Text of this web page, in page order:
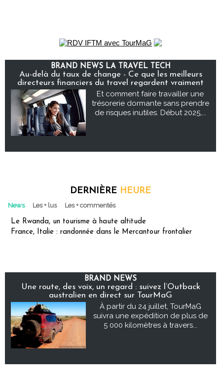
BRAND NEWS LA TRAVEL TECH
Au-delà du taux de change - Ce que les meilleurs
directeurs financiers du travel regardent vraiment
Et comment faire travailler une
trésorerie dormante sans prendre
de risques inutiles. Début 2025,...
DERNIÈRE HEURE
News Les + lus Les + commentés
Le Rwanda, un tourisme à haute altitude
France, Italie : randonnée dans le Mercantour frontalier
BRAND NEWS
Une route, des voix, un regard : suivez l’Outback
australien en direct sur TourMaG
À partir du 24 juillet, TourMaG
suivra une expédition de plus de
5 000 kilomètres à travers...